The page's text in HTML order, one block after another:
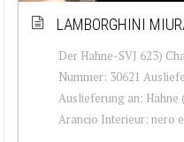
LAMBORGHINI
Der Hahne-SVJ 623)
Nummer: 30621
Auslieferung an:
Arancio Interieur: nero